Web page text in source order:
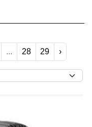
... 28 29 ›